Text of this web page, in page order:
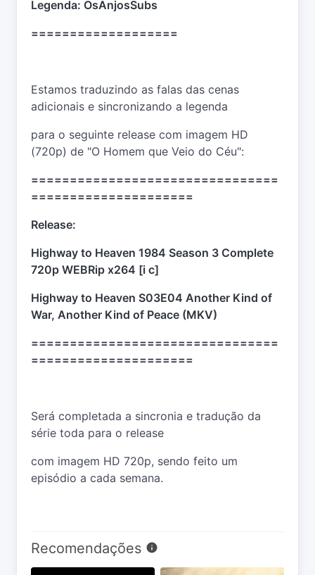
Legenda: OsAnjosSubs
===================
Estamos traduzindo as falas das cenas
adicionais e sincronizando a legenda
para o seguinte release com imagem HD
(720p) de "O Homem que Veio do Céu":
================================
=====================
Release:
Highway to Heaven 1984 Season 3 Complete
720p WEBRip x264 [i c]
Highway to Heaven S03E04 Another Kind of
War, Another Kind of Peace (MKV)
================================
=====================
Será completada a sincronia e tradução da
série toda para o release
com imagem HD 720p, sendo feito um
episódio a cada semana.
Recomendações